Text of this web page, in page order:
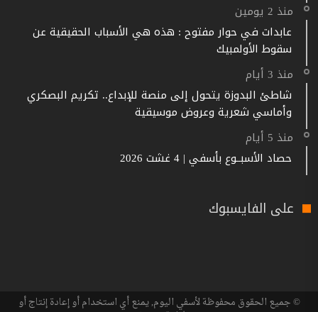
منذ 2 يومين
عابدات في حوار مفتوح : هذه هي الأسباب الحقيقية عن
سقوط الأولمبيك
منذ 3 أيام
شاطئ البدوزة يتحول إلى منصة للإبداع.. تكريم البصكري
وأماسي شعرية وعروض موسيقية
منذ 5 أيام
حصاد الأسبــوع بأسفي | 4 غشت 2026
على الفايسبوك
© جميع الحقوق محفوظة لأسفي اليوم, يمنع أي استخدام أو إعادة إنتاج أو